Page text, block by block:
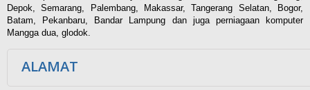
Depok, Semarang, Palembang, Makassar, Tangerang Selatan, Bogor,
Batam, Pekanbaru, Bandar Lampung dan juga perniagaan komputer
Mangga dua, glodok.
ALAMAT